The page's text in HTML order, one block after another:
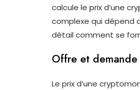
calcule le prix d’une
complexe qui dépend
détail comment se
Offre et demande
Le prix d’une